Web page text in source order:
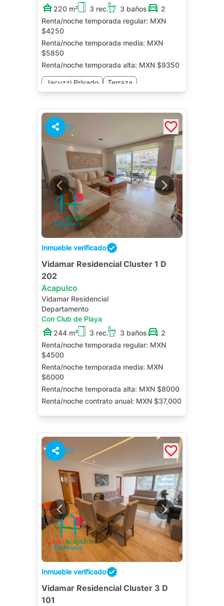
220 m²
3 rec. 3 baños
2
Renta/noche temporada regular: MXN
$4250
Renta/noche temporada media: MXN
$5850
Renta/noche temporada alta: MXN $9350
Jacuzzi Privado
Terraza
Cuarto de Servicio
15
Inmueble verificado
Vidamar Residencial Cluster 1 D
202
Acapulco
Vidamar Residencial
Departamento
Con Club de Playa
244 m²
3 rec. 3 baños
2
Renta/noche temporada regular: MXN
$4500
Renta/noche temporada media: MXN
$6000
Renta/noche temporada alta: MXN $8000
Renta/noche contrato anual: MXN $37,000
Jacuzzi Privado
Terraza
Cuarto de Servicio
27
Inmueble verificado
Vidamar Residencial Cluster 3 D
101